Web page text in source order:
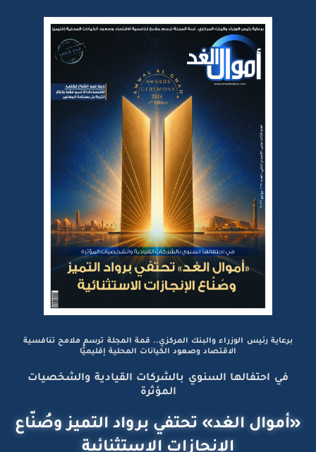
برعاية رئيس الوزراء والبنك المركزي.. قمة المجلة ترسم ملامح تنافسية
الاقتصاد وصعود الكيانات المحلية إقليميًّا
في احتفالها السنوي بالشركات القيادية والشخصيات
المؤثرة
«أموال الغد» تحتفي برواد التميز وصُنّاع
الإنجازات الاستثنائية